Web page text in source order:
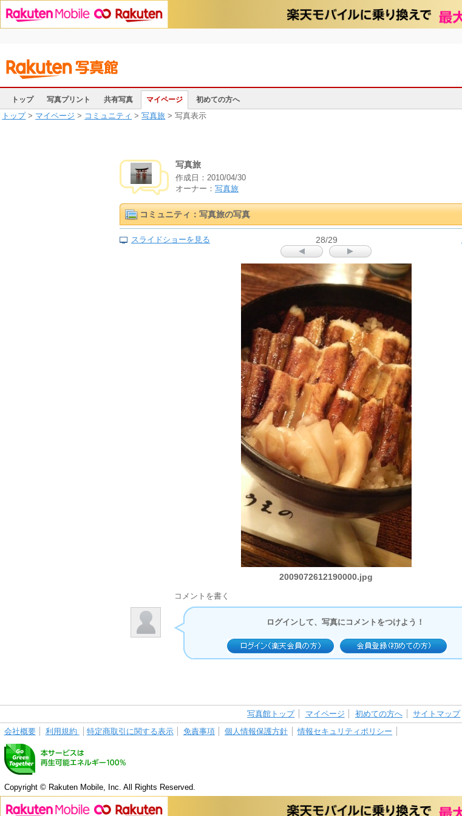
トップ 写真プリント 共有写真 マイページ 初めての方へ
トップ> マイページ > コミュニティ >写真旅 > 写真表示
写真旅
作成日： 2010/04/30
オーナー： 写真旅
コミュニティ：写真旅の写真
スライドショーを見る 28/29
2009072612190000.jpg
コメントを書く
ログインして、写真にコメントをつけよう！
写真館トップ マイページ 初めての方へ サイトマップ
会社概要
利用規約 特定商取引に関する表示 免責事項 個人情報保護方針 情報セキュリティポリシー
Copyright © Rakuten Mobile, Inc. All Rights Reserved.